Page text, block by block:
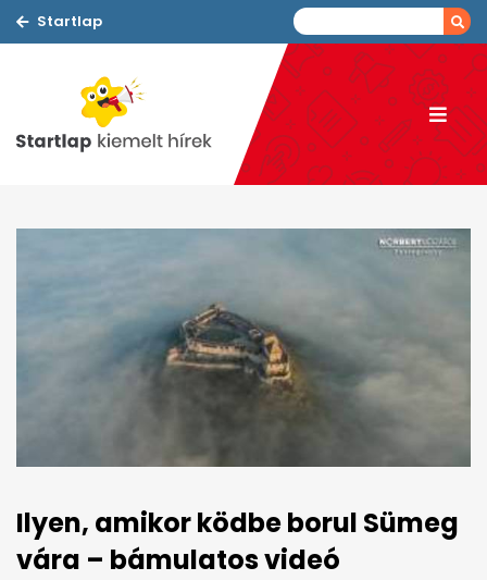
Startlap
Ilyen, amikor ködbe borul Sümeg
vára – bámulatos videó